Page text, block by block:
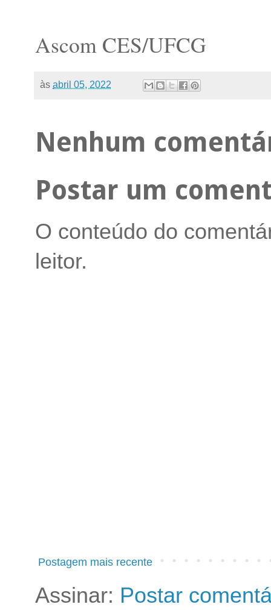
Ascom CES/UFCG
às abril 05, 2022
Nenhum
Postar um
O conteúdo do
leitor.
Postagem mais recente
Assinar: Postar